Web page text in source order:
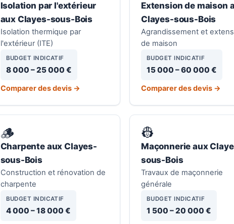
Isolation par l'extérieur
aux Clayes-sous-Bois
Isolation thermique par
l'extérieur (ITE)
BUDGET INDICATIF
8 000 – 25 000 €
Comparer des devis →
Extension de maison
Clayes-sous-Bois
Agrandissement et
de maison
BUDGET INDICATIF
15 000 – 60 000 €
Comparer des devis →
🪵
Charpente aux Clayes-
sous-Bois
Construction et rénovation de
charpente
BUDGET INDICATIF
4 000 – 18 000 €
👷
Maçonnerie aux
sous-Bois
Travaux de maçonnerie
générale
BUDGET INDICATIF
1 500 – 20 000 €